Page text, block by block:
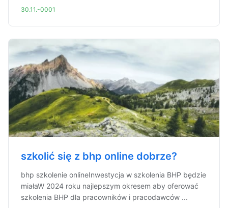
30.11.-0001
szkolić się z bhp online dobrze?
bhp szkolenie onlineInwestycja w szkolenia BHP będzie
miałaW 2024 roku najlepszym okresem aby oferować
szkolenia BHP dla pracowników i pracodawców ...